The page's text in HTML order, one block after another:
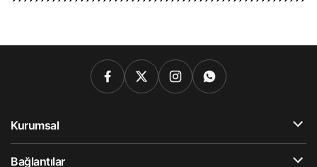
Kurumsal
Bağlantılar